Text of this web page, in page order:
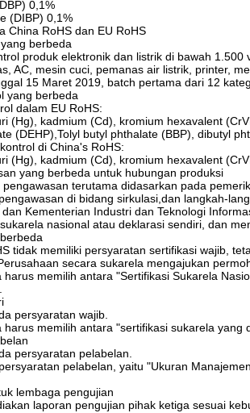
0,1%
(DIBP) 0,1%
China RoHS dan EU RoHS
berbeda
produk elektronik dan listrik di bawah
AC, mesin cuci, pemanas air listrik, printer,
15 Maret 2019, batch pertama dari 12
yang berbeda
dalam EU RoHS:
(Hg), kadmium (Cd), kromium hexavalent
(DEHP),Tolyl butyl phthalate (BBP), dibutyl
di China's RoHS:
(Hg), kadmium (Cd), kromium hexavalent
yang berbeda untuk hubungan produksi
pengawasan terutama didasarkan pada
di bidang sirkulasi,dan langkah-
Kementerian Industri dan Teknologi
nasional atau deklarasi sendiri, dan
tidak memiliki persyaratan sertifikasi wajib,
secara sukarela mengajukan
harus memilih antara "Sertifikasi Sukarela
persyaratan wajib.
harus memilih antara "sertifikasi sukarela
persyaratan pelabelan.
pelabelan, yaitu "Ukuran
lembaga pengujian
laporan pengujian pihak ketiga sesuai